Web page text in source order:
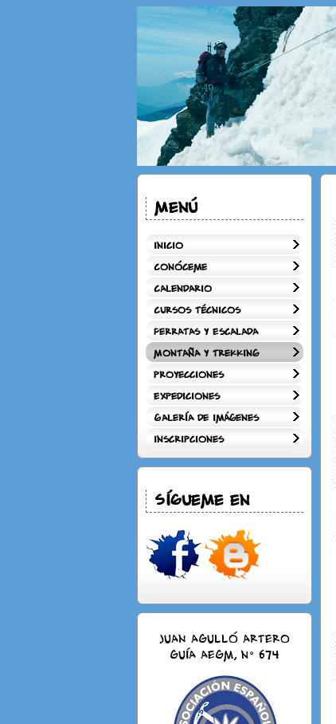
Menú
Inicio
Conóceme
Calendario
Cursos técnicos
Ferratas y Escalada
Montaña y Trekking
Proyecciones
Expediciones
Galería de Imágenes
Inscripciones
Sígueme en
JUAN AGULLÓ ARTERO
Guía AEGM, n° 674